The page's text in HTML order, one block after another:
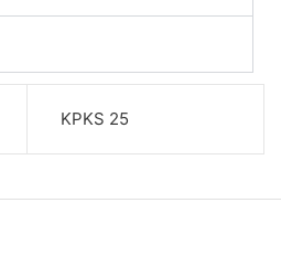
KPKS 25